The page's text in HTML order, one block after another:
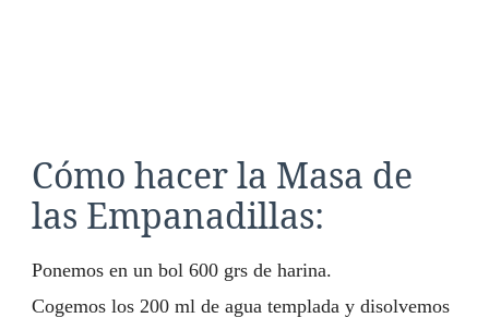
Cómo hacer la Masa de
las Empanadillas:
Ponemos en un bol 600 grs de harina.
Cogemos los 200 ml de agua templada y disolvemos